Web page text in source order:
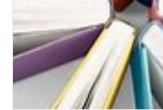
Bildquelle Pixabay